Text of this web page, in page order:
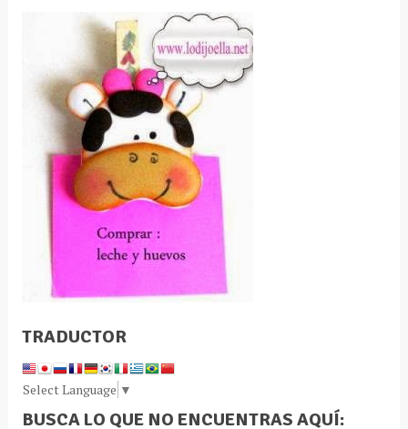
TRADUCTOR
Select Language ▼
BUSCA LO QUE NO ENCUENTRAS AQUÍ: